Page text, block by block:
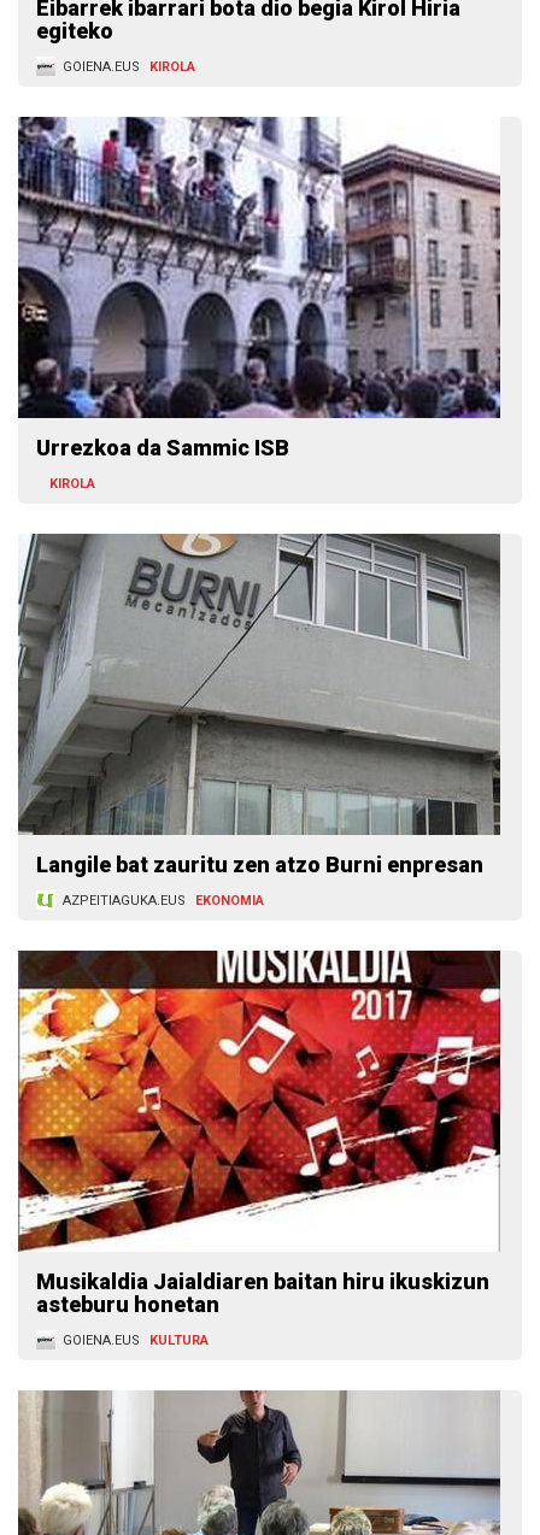
Eibarrek ibarrari bota dio begia Kirol Hiria
egiteko
GOIENA.EUS KIROLA
Urrezkoa da Sammic ISB
KIROLA
Langile bat zauritu zen atzo Burni enpresan
AZPEITIAGUKA.EUS EKONOMIA
Musikaldia Jaialdiaren baitan hiru ikuskizun
asteburu honetan
GOIENA.EUS KULTURA